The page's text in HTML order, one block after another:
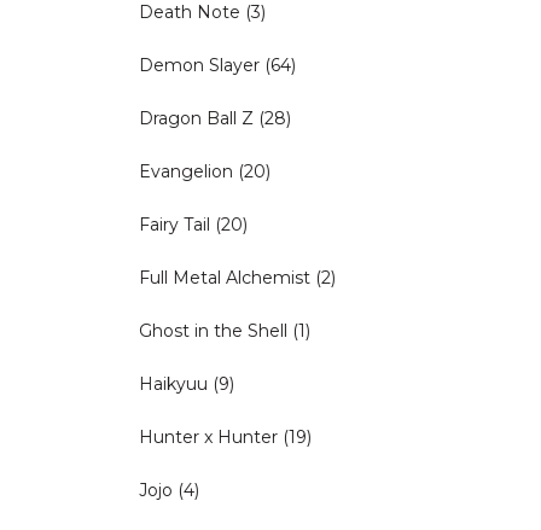
Death Note (3)
Demon Slayer (64)
Dragon Ball Z (28)
Evangelion (20)
Fairy Tail (20)
Full Metal Alchemist (2)
Ghost in the Shell (1)
Haikyuu (9)
Hunter x Hunter (19)
Jojo (4)